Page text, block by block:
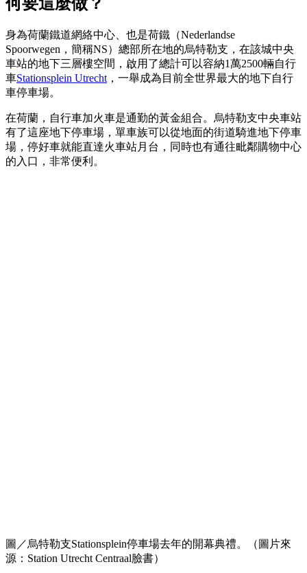
何要這麼做？
身為荷蘭鐵道網絡中心、也是荷鐵（Nederlandse
Spoorwegen，簡稱NS）總部所在地的烏特勒支，在該城中央
車站的地下三層樓空間，啟用了總計可以容納1萬2500輛自行
車Stationsplein Utrecht ，一舉成為目前全世界最大的地下自行
車停車場。
在荷蘭，自行車加火車是通勤的黃金組合。烏特勒支中央車站
有了這座地下停車場，單車族可以從地面的街道騎進地下停車
場，停好車就能直達火車站月台，同時也有通往毗鄰購物中心
的入口，非常便利。
圖／烏特勒支Stationsplein停車場去年的開幕典禮。（圖片來
源：Station Utrecht Centraal臉書）